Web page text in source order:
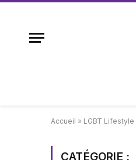
Accueil » LGBT Lifestyle
CATÉGORIE :